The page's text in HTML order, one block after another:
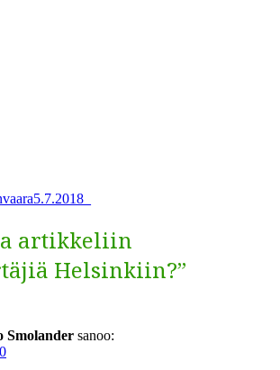
5.7.2018
artikkeliin
Helsinkiin?”
Smolander sanoo: